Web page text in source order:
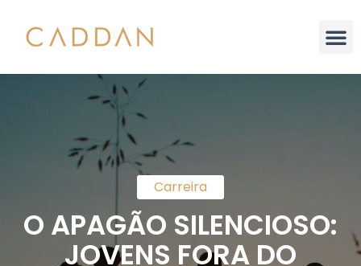
Carreira
O APAGÃO SILENCIOSO:
JOVENS FORA DO